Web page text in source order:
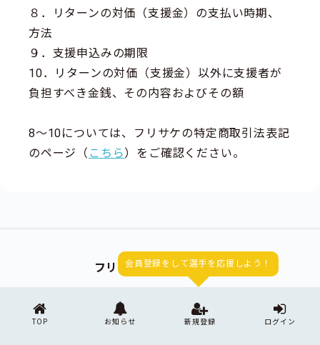
８．リターンの対価（支援金）の支払い時期、
方法
９．支援申込みの期限
10．リターンの対価（支援金）以外に支援者が
負担すべき金銭、その内容およびその額
8～10については、フリサケの特定商取引法表記
のページ（ こちら ）をご確認ください。
TOP お知らせ
会員登録をして選手を応援しよう！
新規登録 ログイン
フリサケ公式アカウント